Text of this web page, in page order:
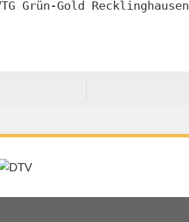
Grün-Gold Recklinghausen